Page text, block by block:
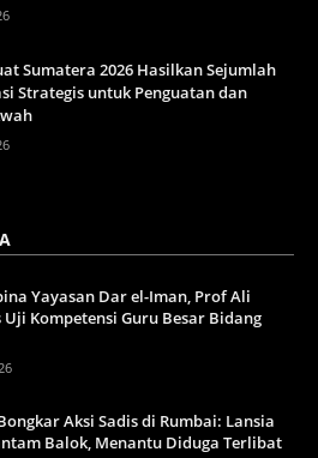
Sumatera 2026 Hasilkan Sejumlah
Strategis untuk Penguatan dan
Yayasan Dar el-Iman, Prof Ali
Kompetensi Guru Besar Bidang
Aksi Sadis di Rumbai: Lansia
Balok, Menantu Diduga Terlibat